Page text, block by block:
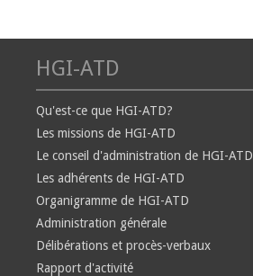
HGI-ATD
Qu'est-ce que HGI-ATD?
Les missions de HGI-ATD
Le conseil d'administration de HGI-ATD
Les adhérents de HGI-ATD
Organigramme de HGI-ATD
Administration générale
Délibérations et procès-verbaux
Rapport d'activité